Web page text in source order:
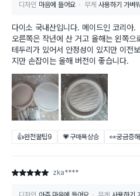
디자인 마음에 들어요 무게 사용하기 가벼
다이소 국내산입니다. 메이드인 코리아.
오른쪽은 작년에 산 거고 올해는 왼쪽으
테두리가 있어서 안정성이 있지만 이전
지만 손잡이는 올해 버전이 좋습니다.
👍완전꿀팁9 💗구매욕상승 👀궁금증
별점 5점 zka****